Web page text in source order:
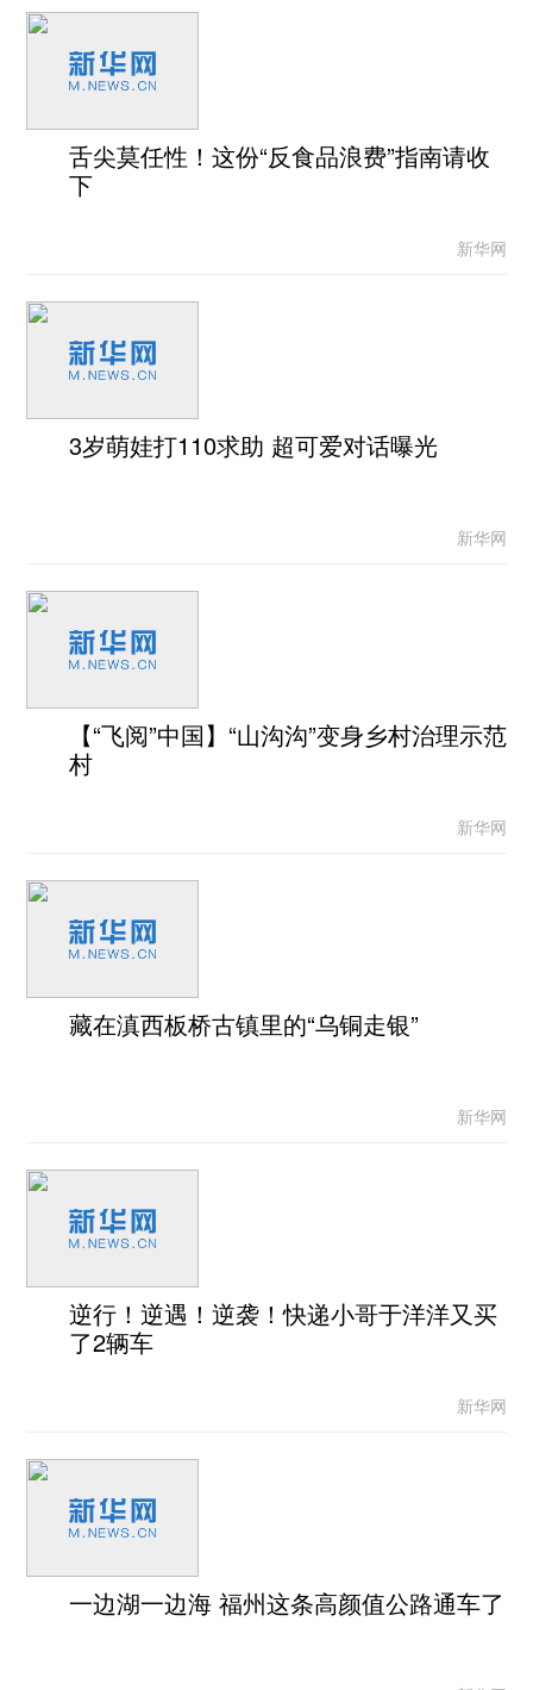
舌尖莫任性！这份“反食品浪费”指南请收
下
新华网
3岁萌娃打110求助 超可爱对话曝光
新华网
【“飞阅”中国】“山沟沟”变身乡村治理示范
村
新华网
藏在滇西板桥古镇里的“乌铜走银”
新华网
逆行！逆遇！逆袭！快递小哥于洋洋又买
了2辆车
新华网
一边湖一边海 福州这条高颜值公路通车了